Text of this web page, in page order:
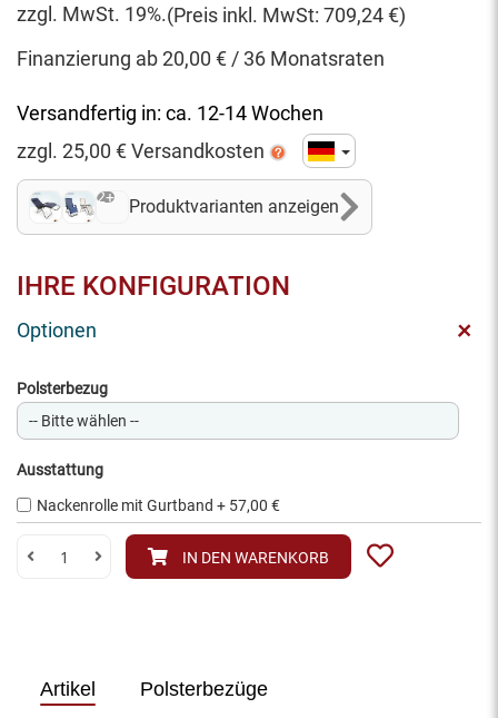
zzgl. MwSt. 19%.(Preis inkl. MwSt: 709,24 €)
Finanzierung ab 20,00 € / 36 Monatsraten
Versandfertig in: ca. 12-14 Wochen
zzgl. 25,00 € Versandkosten
2+ Produktvarianten anzeigen
IHRE KONFIGURATION
Optionen +
Polsterbezug
Ausstattung
Nackenrolle mit Gurtband + 57,00 €
IN DEN WARENKORB
Artikel Polsterbezüge